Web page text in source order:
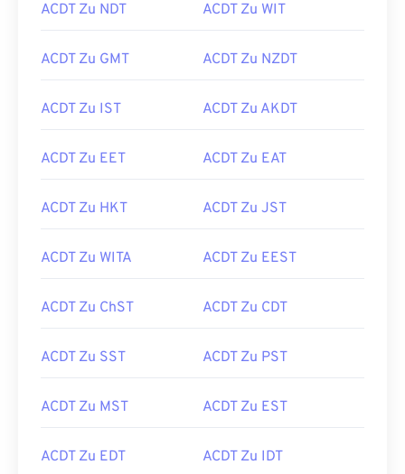
ACDT Zu NDT ACDT Zu WIT
ACDT Zu GMT ACDT Zu NZDT
ACDT Zu IST ACDT Zu AKDT
ACDT Zu EET ACDT Zu EAT
ACDT Zu HKT ACDT Zu JST
ACDT Zu WITA ACDT Zu EEST
ACDT Zu ChST ACDT Zu CDT
ACDT Zu SST ACDT Zu PST
ACDT Zu MST ACDT Zu EST
ACDT Zu EDT ACDT Zu IDT